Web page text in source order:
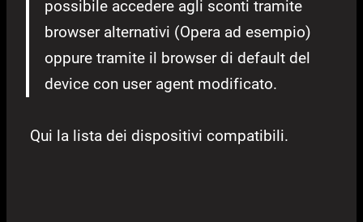
possibile accedere agli sconti tramite
browser alternativi (Opera ad esempio)
oppure tramite il browser di default del
device con user agent modificato.
Qui la lista dei dispositivi compatibili.